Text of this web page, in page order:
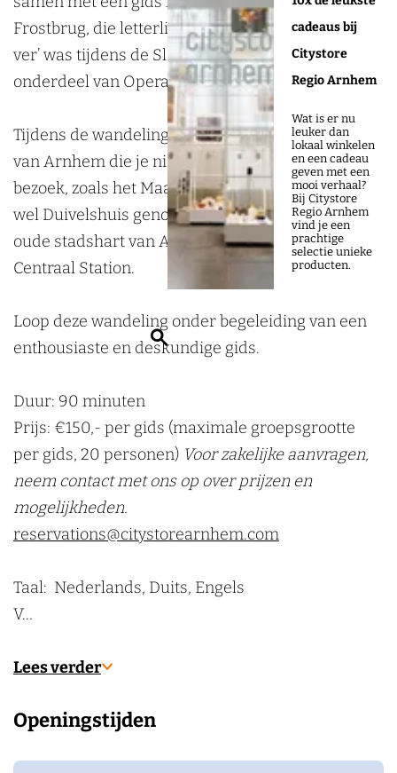
cadeaus bij
Citystore
Regio Arnhem
Wat is er nu
leuker dan
lokaal winkelen
en een cadeau
geven met een
mooi verhaal?
Bij Citystore
Regio Arnhem
vind je een
prachtige
selectie unieke
producten.
Z
k
e
g
A
r
n
h
e
m
(
C
i
s
t
e
R
e
i
A
)
i
n
g
A
n
h
e
m
(
C
t
y
t
o
r
e
R
e
i
h
e
l
i
n
g
r
n
h
e
m
(
i
s
t
o
r
e
R
g
n
h
g
A
r
n
e
m
(
C
i
t
s
t
r
e
R
e
g
i
A
h
m
)
Frostbrug, die letterlijk en figuurlijk ‘een brug te
ver’ was tijdens de Slag om Arnhem, als
onderdeel van Operatie Market Garden.
Tijdens de wandeling loop je langs alle highlights
van Arnhem die je niet kan missen tijdens je
bezoek, zoals het Maarten van Rossumhuis (ook
wel Duivelshuis genoemd), de 7-straatjes van het
oude stadshart van Arnhem en het imposante
Centraal Station.
Loop deze wandeling onder begeleiding van een
enthousiaste en deskundige gids.
Duur: 90 minuten
Prijs: €150,- per gids (maximale groepsgrootte
per gids, 20 personen) Voor zakelijke aanvragen,
neem contact met ons op over prijzen en
mogelijkheden.
reservations@citystorearnhem.com
Taal: Nederlands, Duits, Engels
V…
Lees verder
Openingstijden